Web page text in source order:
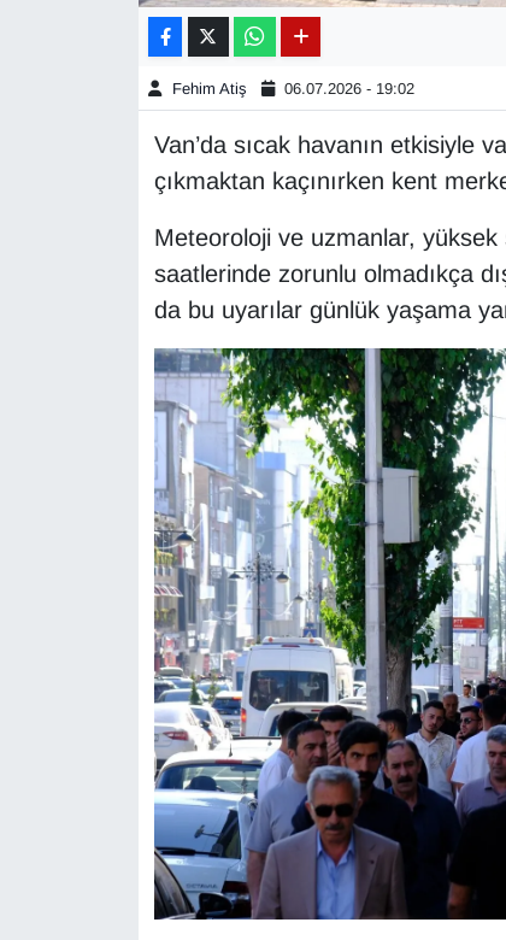
Fehim Atiş 06.07.2026 - 19:02
Van’da sıcak havanın etkisiyle
çıkmaktan kaçınırken kent
Meteoroloji ve uzmanlar, yüksek
saatlerinde zorunlu olmadıkça
da bu uyarılar günlük yaşama
Gündem
Kamu Alımları
Kim Kimdir?
Kültür & Sanat
MAGAZİN
ONE EKONOMİ
Resmi İlanlar